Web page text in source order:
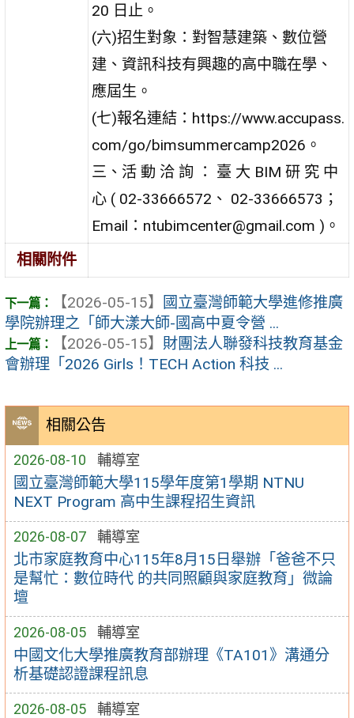
相關公告
2026-08-10 輔導室
國立臺灣師範大學115學年度第1學期 NTNU
NEXT Program 高中生課程招生資訊
2026-08-07 輔導室
北市家庭教育中心115年8月15日舉辦「爸爸不只
是幫忙：數位時代 的共同照顧與家庭教育」微論
壇
2026-08-05 輔導室
中國文化大學推廣教育部辦理《TA101》溝通分
析基礎認證課程訊息
2026-08-05 輔導室
20 日止。
(六)招生對象：對智慧建築、數位營
建、資訊科技有興趣的高中職在學、
應屆生。
(七)報名連結：https://www.accupass.
com/go/bimsummercamp2026。
三、活 動 洽 詢 ： 臺 大 BIM 研 究 中
心 ( 02-33666572、 02-33666573；
Email：ntubimcenter@gmail.com )。
相關附件
【2026-05-15】
國立臺灣師範大學進修推廣
學院辦理之「師大漾大師-國高中夏令營 ...
【2026-05-15】 財團法人聯發科技教育基金
會辦理「2026 Girls！TECH Action 科技 ...